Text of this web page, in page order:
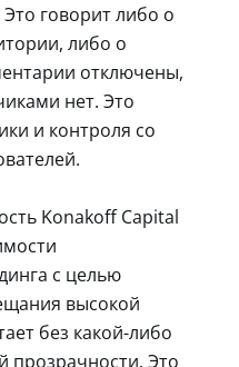
говорит либо о
либо о
отключены,
нет. Это
и контроля со
Konakoff Capital
с целью
высокой
без какой-либо
прозрачности. Это